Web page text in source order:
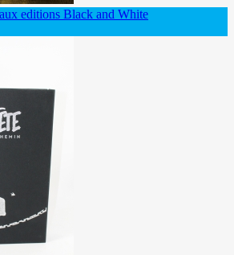
editions Black and White